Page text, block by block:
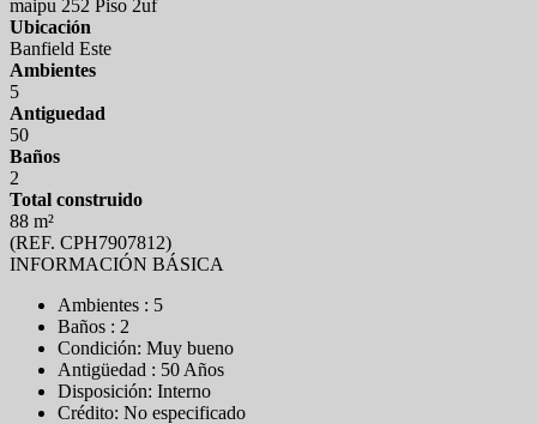
maipu 252 Piso 2uf
Ubicación
Banfield Este
Ambientes
5
Antiguedad
50
Baños
2
Total construido
88 m²
(REF. CPH7907812)
INFORMACIÓN BÁSICA
Ambientes : 5
Baños : 2
Condición: Muy bueno
Antigüedad : 50 Años
Disposición: Interno
Crédito: No especificado